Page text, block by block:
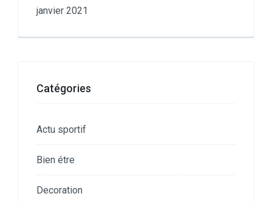
janvier 2021
Catégories
Actu sportif
Bien étre
Decoration